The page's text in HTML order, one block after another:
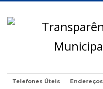
Telefones Úteis Endereços